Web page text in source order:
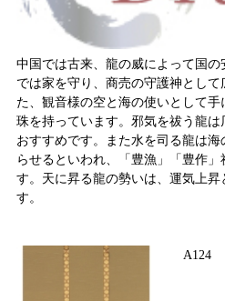
中国では古来、龍の威によって国
では家を守り、商売の守護神として
た、観音様の空と海の使いとして
珠を持っています。邪気を祓う龍
おすすめです。また水を司る龍は
らせるといわれ、「豊漁」「豊作
す。天に昇る龍の勢いは、運気上昇
す。
A124